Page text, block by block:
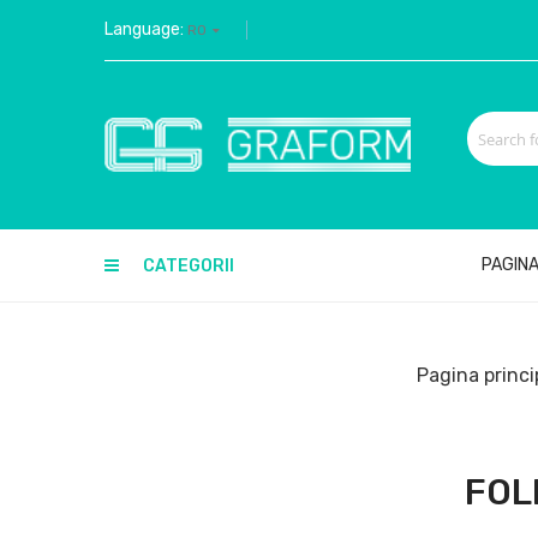
Language: RO
CATEGORII
Pagina